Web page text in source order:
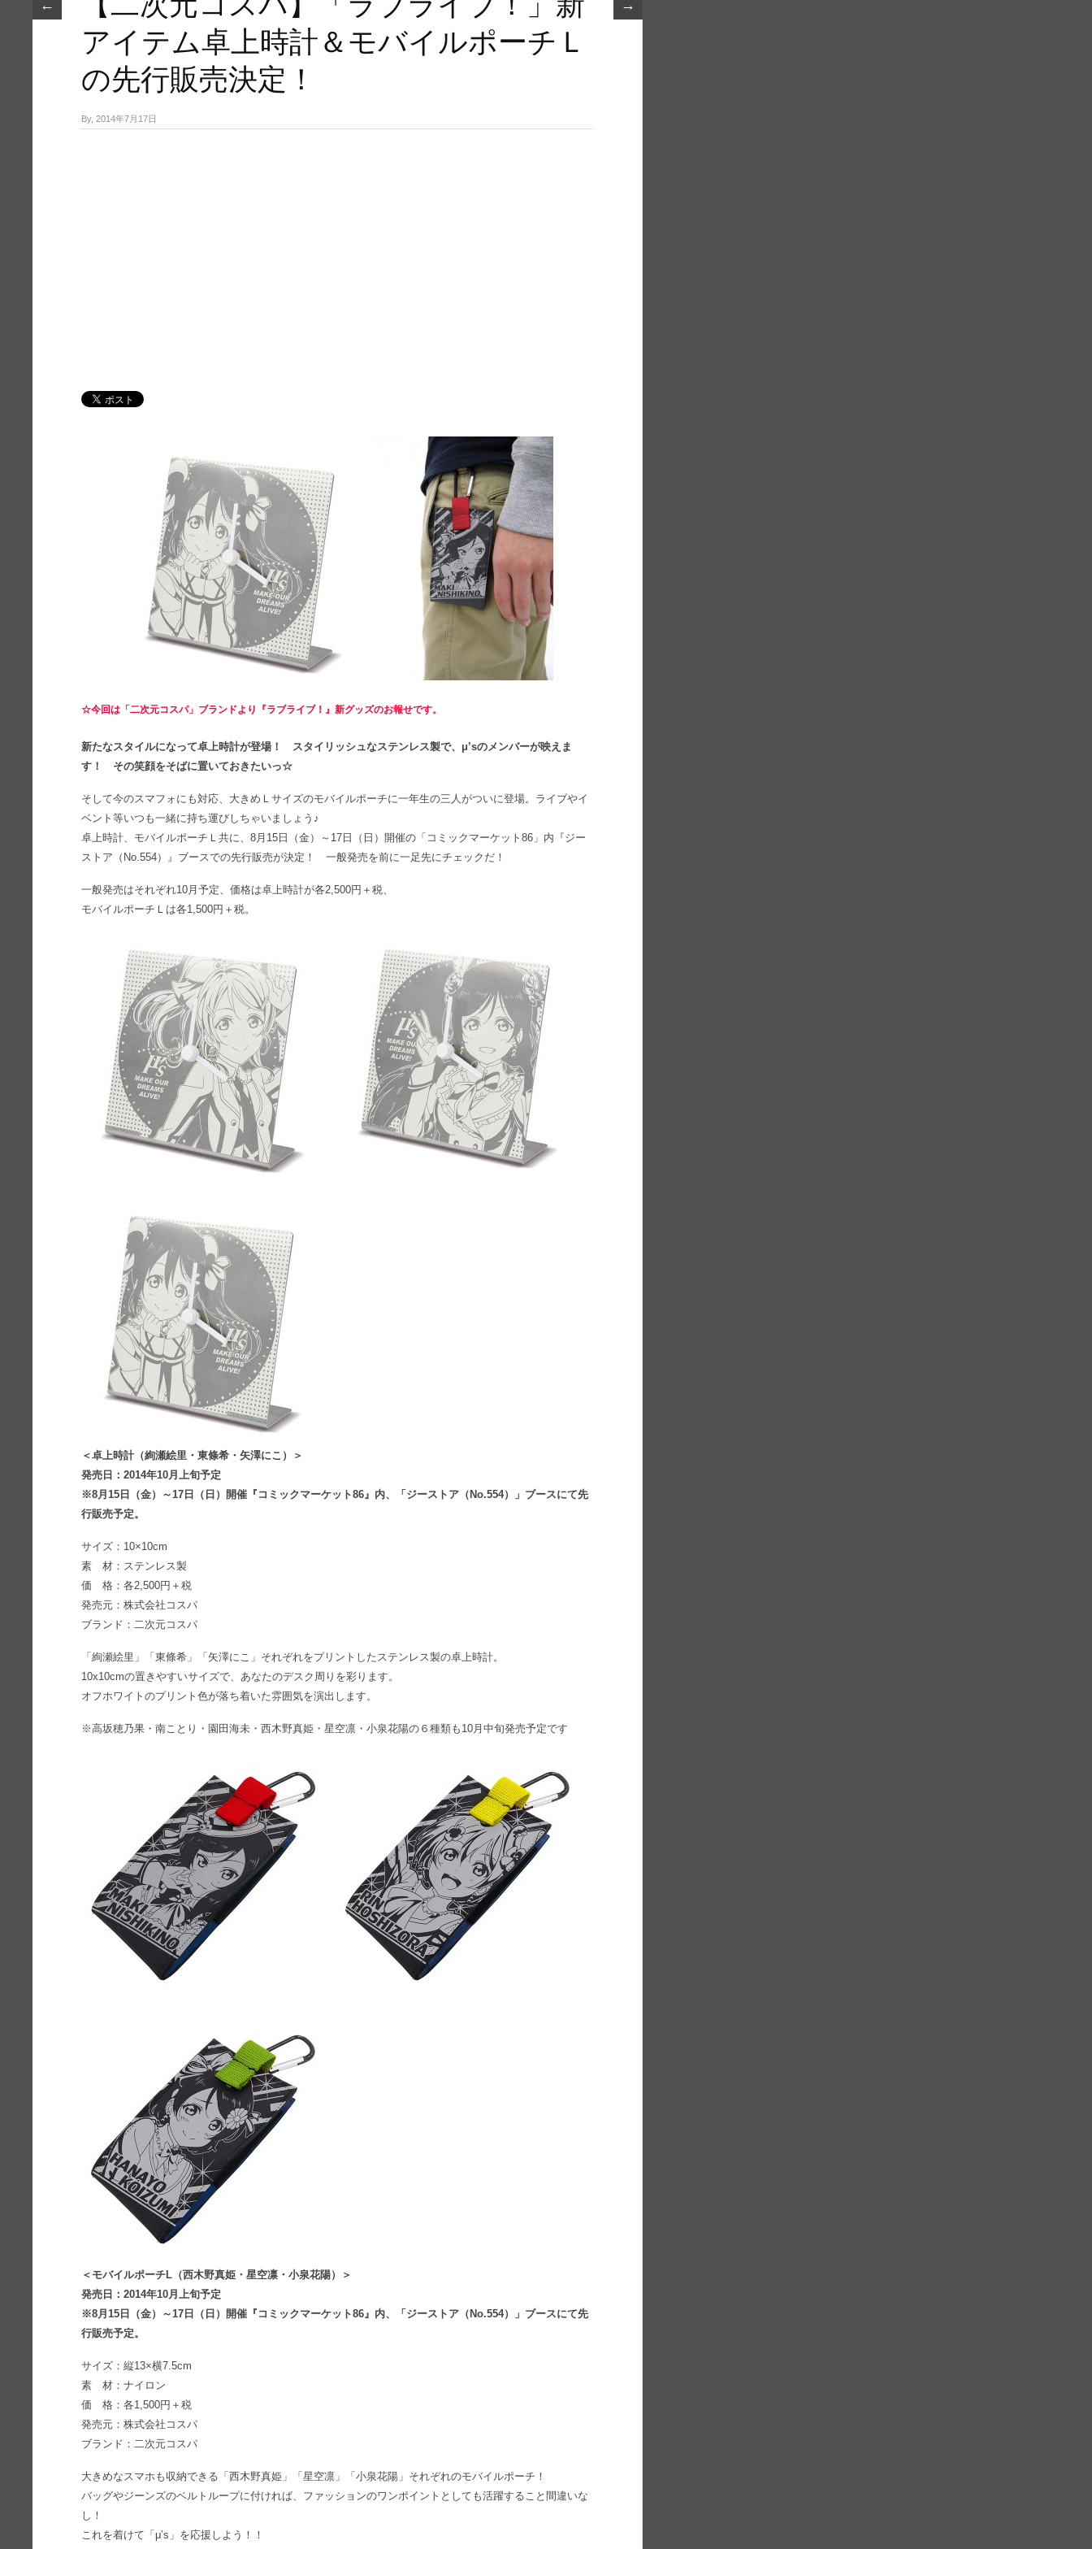
← →
アイテム卓​上時計＆モバイルポー​チＬ
の先行販売決定！
By, 2014年7月17日
☆今回は「二次元コスパ」ブランドより『ラブライブ！』新グッズのお報せです。
新たなスタイルになって卓上時計が登場！ スタイリッシュなステンレス製で、μ’sのメンバーが映えま
す！ その笑顔をそばに置いておきたいっ☆
そして今のスマフォにも対応、大きめＬサイズのモバイルポーチに一年生の三人がついに登場。ライブやイ
ベント等いつも一緒に持ち運びしちゃいましょう♪
卓上時計、モバイルポーチＬ共に、8月15日（金）～17日（日）開催の「コミックマーケット86」内『ジー
ストア（No.554）』ブースでの先行販売が決定！ 一般発売を前に一足先にチェックだ！
一般発売はそれぞれ10月予定、価格は卓上時計が各2,500円＋税、
モバイルポーチＬは各1,500円＋税。
＜卓上時計（絢瀬絵里・東條希・矢澤にこ）＞
発売日：2014年10月上旬予定
※8月15日（金）～17日（日）開催『コミックマーケット86』内、「ジーストア（No.554）」ブースにて先
行販売予定。
サイズ：10×10cm
素 材：ステンレス製
価 格：各2,500円＋税
発売元：株式会社コスパ
ブランド：二次元コスパ
「絢瀬絵里」「東條希」「矢澤にこ」それぞれをプリントしたステンレス製の卓上時計。
10x10cmの置きやすいサイズで、あなたのデスク周りを彩ります。
オフホワイトのプリント色が落ち着いた雰囲気を演出します。
※高坂穂乃果・南ことり・園田海未・西木野真姫・星空凛・小泉花陽の６種類も10月中旬発売予定です
＜モバイルポーチL（西木野真姫・星空凛・小泉花陽）＞
発売日：2014年10月上旬予定
※8月15日（金）～17日（日）開催『コミックマーケット86』内、「ジーストア（No.554）」ブースにて先
行販売予定。
サイズ：縦13×横7.5cm
素 材：ナイロン
価 格：各1,500円＋税
発売元：株式会社コスパ
ブランド：二次元コスパ
大きめなスマホも収納できる「西木野真姫」「星空凛」「小泉花陽」それぞれのモバイルポーチ！
バッグやジーンズのベルトループに付ければ、ファッションのワンポイントとしても活躍すること間違いな
し！
これを着けて「μ’s」を応援しよう！！